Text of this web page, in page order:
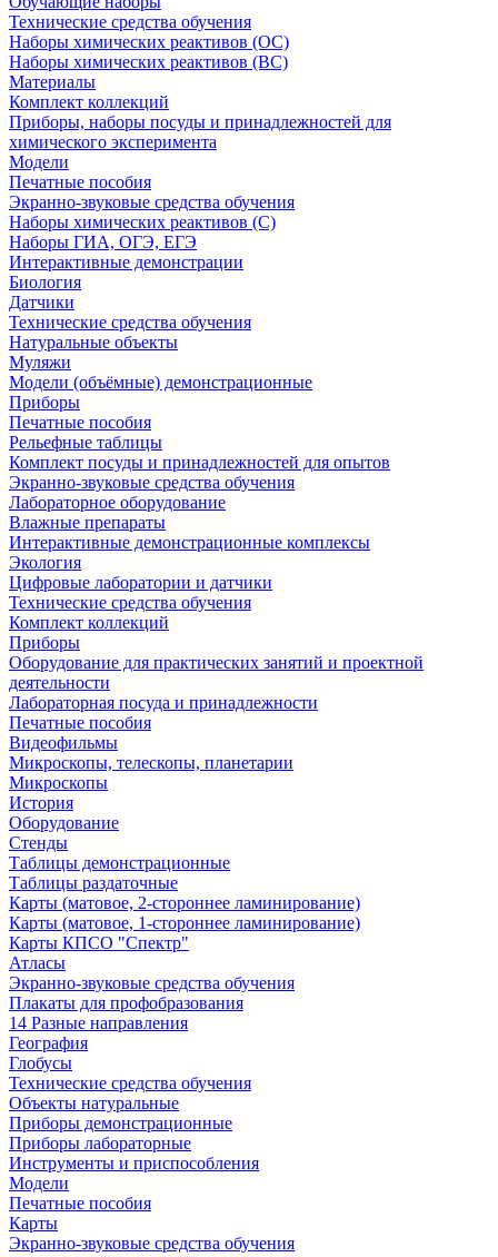
Технические средства обучения
Наборы химических реактивов (ОС)
Наборы химических реактивов (ВС)
Материалы
Комплект коллекций
Приборы, наборы посуды и принадлежностей для
химического эксперимента
Модели
Печатные пособия
Экранно-звуковые средства обучения
Наборы химических реактивов (С)
Наборы ГИА, ОГЭ, ЕГЭ
Интерактивные демонстрации
Биология
Датчики
Технические средства обучения
Натуральные объекты
Муляжи
Модели (объёмные) демонстрационные
Приборы
Печатные пособия
Рельефные таблицы
Комплект посуды и принадлежностей для опытов
Экранно-звуковые средства обучения
Лабораторное оборудование
Влажные препараты
Интерактивные демонстрационные комплексы
Экология
Цифровые лаборатории и датчики
Технические средства обучения
Комплект коллекций
Приборы
Оборудование для практических занятий и проектной
деятельности
Лабораторная посуда и принадлежности
Печатные пособия
Видеофильмы
Микроскопы, телескопы, планетарии
Микроскопы
История
Оборудование
Стенды
Таблицы демонстрационные
Таблицы раздаточные
Карты (матовое, 2-стороннее ламинирование)
Карты (матовое, 1-стороннее ламинирование)
Карты КПСО "Спектр"
Атласы
Экранно-звуковые средства обучения
Плакаты для профобразования
14 Разные направления
География
Глобусы
Технические средства обучения
Объекты натуральные
Приборы демонстрационные
Приборы лабораторные
Инструменты и приспособления
Модели
Печатные пособия
Карты
Экранно-звуковые средства обучения